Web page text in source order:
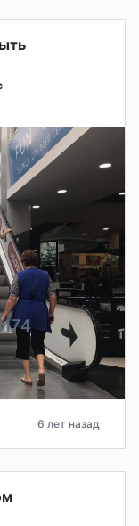
6 лет назад